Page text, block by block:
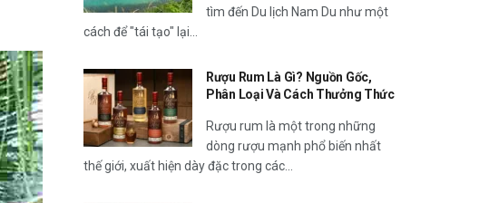
tìm đến Du lịch Nam Du như một
cách để "tái tạo" lại...
Rượu Rum Là Gì? Nguồn Gốc,
Phân Loại Và Cách Thưởng Thức
Rượu rum là một trong những
dòng rượu mạnh phổ biến nhất
thế giới, xuất hiện dày đặc trong các...